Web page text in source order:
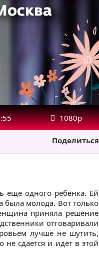
1080р
Поделиться
еще одного ребенка. Ей
была молода. Вот только
приняла решение
отговаривали
лучше не шутить,
не сдается и идет в этой